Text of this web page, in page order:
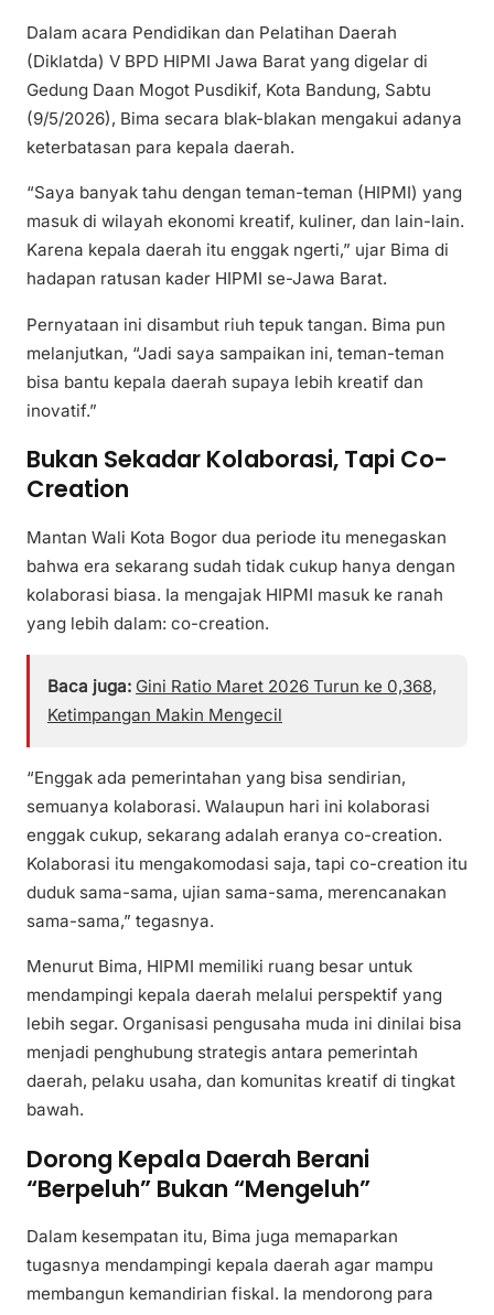
Dalam acara Pendidikan dan Pelatihan Daerah
(Diklatda) V BPD HIPMI Jawa Barat yang digelar di
Gedung Daan Mogot Pusdikif, Kota Bandung, Sabtu
(9/5/2026), Bima secara blak-blakan mengakui adanya
keterbatasan para kepala daerah.
“Saya banyak tahu dengan teman-teman (HIPMI) yang
masuk di wilayah ekonomi kreatif, kuliner, dan lain-lain.
Karena kepala daerah itu enggak ngerti,” ujar Bima di
hadapan ratusan kader HIPMI se-Jawa Barat.
Pernyataan ini disambut riuh tepuk tangan. Bima pun
melanjutkan, “Jadi saya sampaikan ini, teman-teman
bisa bantu kepala daerah supaya lebih kreatif dan
inovatif.”
Bukan Sekadar Kolaborasi, Tapi Co-
Creation
Mantan Wali Kota Bogor dua periode itu menegaskan
bahwa era sekarang sudah tidak cukup hanya dengan
kolaborasi biasa. Ia mengajak HIPMI masuk ke ranah
yang lebih dalam: co-creation.
Baca juga: Gini Ratio Maret 2026 Turun ke 0,368,
Ketimpangan Makin Mengecil
“Enggak ada pemerintahan yang bisa sendirian,
semuanya kolaborasi. Walaupun hari ini kolaborasi
enggak cukup, sekarang adalah eranya co-creation.
Kolaborasi itu mengakomodasi saja, tapi co-creation itu
duduk sama-sama, ujian sama-sama, merencanakan
sama-sama,” tegasnya.
Menurut Bima, HIPMI memiliki ruang besar untuk
mendampingi kepala daerah melalui perspektif yang
lebih segar. Organisasi pengusaha muda ini dinilai bisa
menjadi penghubung strategis antara pemerintah
daerah, pelaku usaha, dan komunitas kreatif di tingkat
bawah.
Dorong Kepala Daerah Berani
“Berpeluh” Bukan “Mengeluh”
Dalam kesempatan itu, Bima juga memaparkan
tugasnya mendampingi kepala daerah agar mampu
membangun kemandirian fiskal. Ia mendorong para